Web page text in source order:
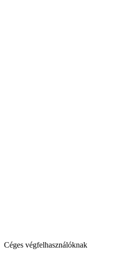
Céges végfelhasználóknak